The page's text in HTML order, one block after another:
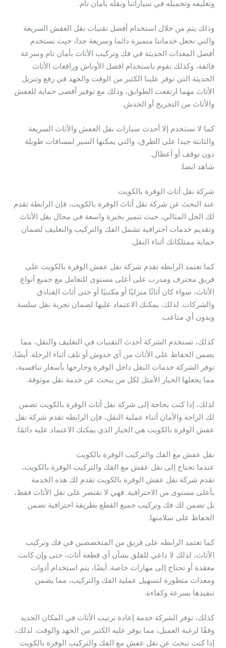
وتغليفه وتحميله في سياراتنا ونقله بأمان تام.
وذلك يتم من خلال استخدام أفضل تقنيات نقل العفش السريعة
والتي تجعل خدماتنا متميزة دائما وسريعة جدا، حيث نستخدم
أفضل المعدات الحديثة في فك وتركيب الأثاث بأمان تام وسرعة
فائقة، وكذلك نقوم باستخدام افضل الأوناش ورافعات الأثاث
الحديثة التي توفر علينا الكثير من الوقت والجهد في رفع وتنزيل
الأثاث مهما ارتفعت الطوابق، وذلك مع توفير أقصى حماية للعفش
والأثاث من التجريح أو الخدش.
كما لا نستخدم إلا أحدث سيارات نقل العفش والأثاث السريعة
والثابتة جيدا على الطرق، والتي يمكنها السير لمسافات طويلة
دون توقف أو أعطال.
شاهد ايضا:
شركة نقل أثاث الوفرة بالكويت
عند البحث عن شركة نقل أثاث الوفرة بالكويت، فإن الرابطة تقدم
لك الحل المثالي، حيث تتميز بخبرة واسعة في مجال نقل الأثاث
وتقديم خدمات احترافية تشمل الفك والتركيب والتغليف لضمان
حماية ممتلكاتك أثناء النقل.
كما تعتمد الرابطه تقدم شركة نقل عفش الوفرة بالكويت على
فريق محترف ومدرب على أعلى مستوى للتعامل مع جميع أنواع
الأثاث، سواء كان أثاثًا منزليًا أو مكتبيًا أو حتى أثاث الفنادق
والشركات. لذلك، يمكنك الاعتماد عليها لضمان تجربة نقل سلسة
وبدون أي متاعب.
كذلك، تستخدم الشركة أحدث التقنيات في التغليف والنقل، مما
يضمن الحفاظ على الأثاث من أي خدوش أو تلف أثناء الرحلة. أيضًا،
توفر الشركة خدمات النقل داخل الوفرة وخارجها بأسعار تنافسية،
مما يجعلها الخيار الأمثل لكل من يبحث عن خدمة نقل موثوقة.
لذلك، إذا كنت بحاجة إلى شركة نقل أثاث الوفرة بالكويت تضمن
لك الراحة والأمان أثناء عملية النقل، فإن الرابطه تقدم شركة نقل
عفش الوفرة بالكويت هي الخيار الذي يمكنك الاعتماد عليه دائمًا.
نقل عفش مع الفك والتركيب الوفرة بالكويت
عندما تحتاج إلى نقل عفش مع الفك والتركيب الوفرة بالكويت،
تقدم شركة نقل عفش الوفرة بالكويت تقدم لك هذه الخدمة
بأعلى مستوى من الاحترافية. فهي لا تقتصر على نقل الأثاث فقط،
بل تضمن لك فك وتركيب جميع القطع بطريقة احترافية تضمن
الحفاظ على سلامتها.
كما تعتمد الرابطه على فريق من المتخصصين في فك وتركيب
الأثاث، لذلك لا داعي للقلق بشأن أي قطعة أثاث، حتى وإن كانت
معقدة أو تحتاج إلى مهارات خاصة. أيضًا، يتم استخدام أدوات
ومعدات متطورة لتسهيل عملية الفك والتركيب، مما يضمن
تنفيذها بسرعة وكفاءة.
كذلك، توفر الشركة خدمة إعادة ترتيب الأثاث في المكان الجديد
وفقًا لرغبة العميل، مما يوفر عليه الكثير من الجهد والوقت. لذلك،
إذا كنت تبحث عن نقل عفش مع الفك والتركيب الوفرة بالكويت